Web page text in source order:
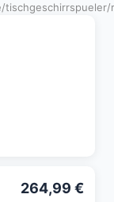
264,99 €